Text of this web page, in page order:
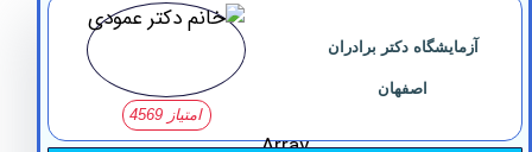
دکتر برادران